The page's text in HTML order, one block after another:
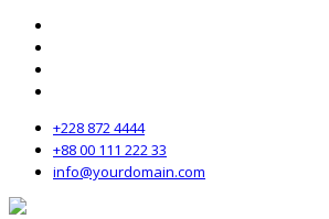
+228 872 4444
+88 00 111 222 33
info@yourdomain.com